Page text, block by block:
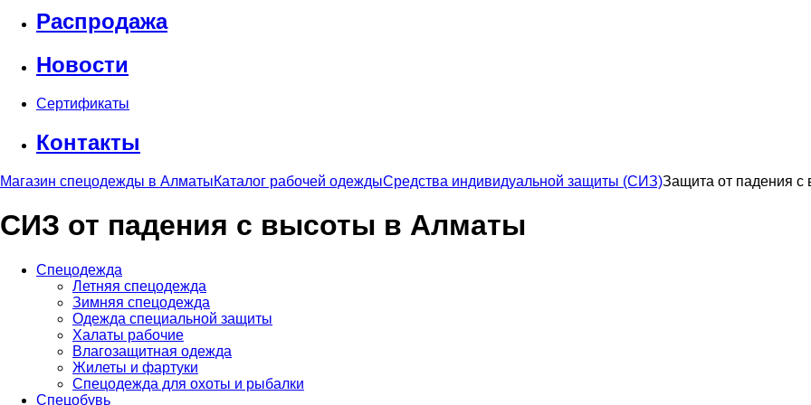
Распродажа
Новости
Сертификаты
Контакты
Магазин спецодежды в АлматыКаталог рабочей одеждыСредства индивидуальной защиты (СИЗ)Защита от падения с
СИЗ от падения с высоты в Алматы
Спецодежда
Летняя спецодежда
Зимняя спецодежда
Одежда специальной защиты
Халаты рабочие
Влагозащитная одежда
Жилеты и фартуки
Спецодежда для охоты и рыбалки
Спецобувь